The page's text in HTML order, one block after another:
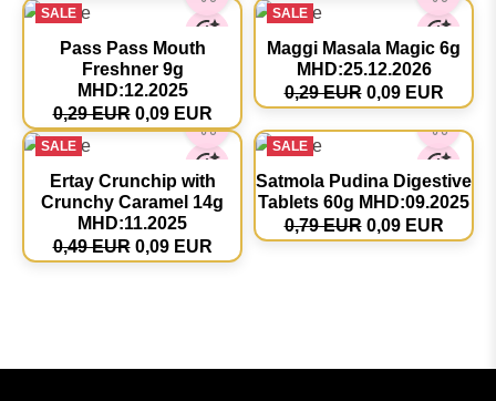
SALE
Pass Pass Mouth
Freshner 9g
MHD:12.2025
0,29 EUR 0,09 EUR
SALE
Maggi Masala Magic 6g
MHD:25.12.2026
0,29 EUR 0,09 EUR
SALE
Ertay Crunchip with
Crunchy Caramel 14g
MHD:11.2025
0,49 EUR 0,09 EUR
SALE
Satmola Pudina Digestive
Tablets 60g MHD:09.2025
0,79 EUR 0,09 EUR